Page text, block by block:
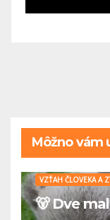
Môžno vám
VZŤAH ČLOVEKA A
🐻 Dve